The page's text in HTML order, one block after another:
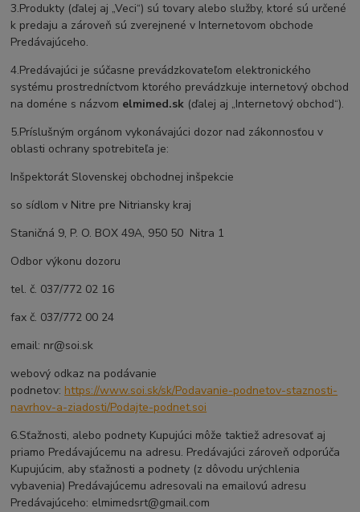
3.Produkty (ďalej aj „Veci“) sú tovary alebo služby, ktoré sú určené
k predaju a zároveň sú zverejnené v Internetovom obchode
Predávajúceho.
4.Predávajúci je súčasne prevádzkovateľom elektronického
systému prostredníctvom ktorého prevádzkuje internetový obchod
na doméne s názvom elmimed.sk (ďalej aj „Internetový obchod“).
5.Príslušným orgánom vykonávajúci dozor nad zákonnosťou v
oblasti ochrany spotrebiteľa je:
Inšpektorát Slovenskej obchodnej inšpekcie
so sídlom v Nitre pre Nitriansky kraj
Staničná 9, P. O. BOX 49A, 950 50 Nitra 1
Odbor výkonu dozoru
tel. č. 037/772 02 16
fax č. 037/772 00 24
email: nr@soi.sk
webový odkaz na podávanie
podnetov: https://www.soi.sk/sk/Podavanie-podnetov-staznosti-
navrhov-a-ziadosti/Podajte-podnet.soi
6.Sťažnosti, alebo podnety Kupujúci môže taktiež adresovať aj
priamo Predávajúcemu na adresu. Predávajúci zároveň odporúča
Kupujúcim, aby sťažnosti a podnety (z dôvodu urýchlenia
vybavenia) Predávajúcemu adresovali na emailovú adresu
Predávajúceho: elmimedsrt@gmail.com